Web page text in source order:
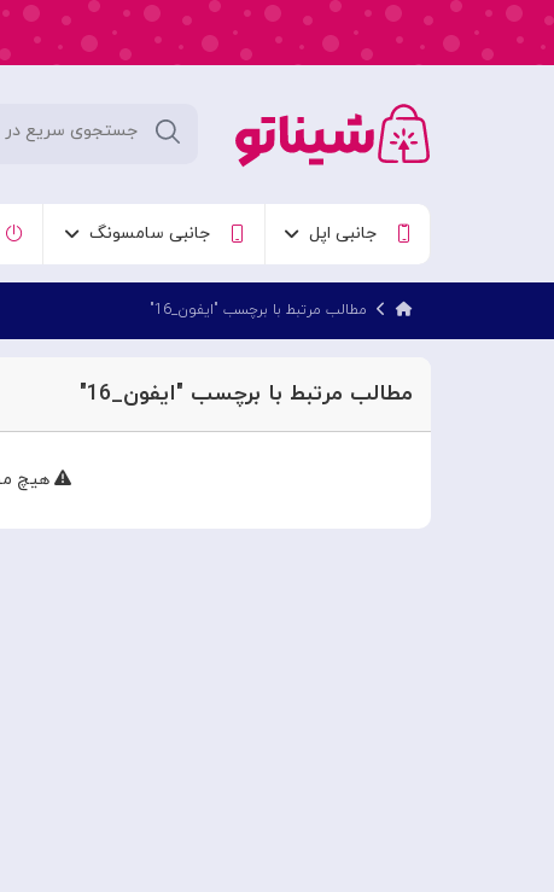
جانبی اپل جانبی سامسونگ
مطالب مرتبط با برچسب "ایفون_16"
مطالب مرتبط با برچسب "ایفون_16"
هیچ